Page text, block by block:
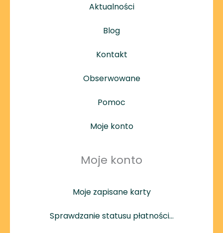
Aktualności
Blog
Kontakt
Obserwowane
Pomoc
Moje konto
Moje konto
Moje zapisane karty
Sprawdzanie statusu płatności…